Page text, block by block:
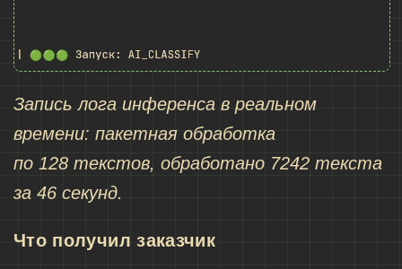
Запись лога инференса в реальном
времени: пакетная обработка
по 128 текстов, обработано 7242 текста
за 46 секунд.
Что получил заказчик